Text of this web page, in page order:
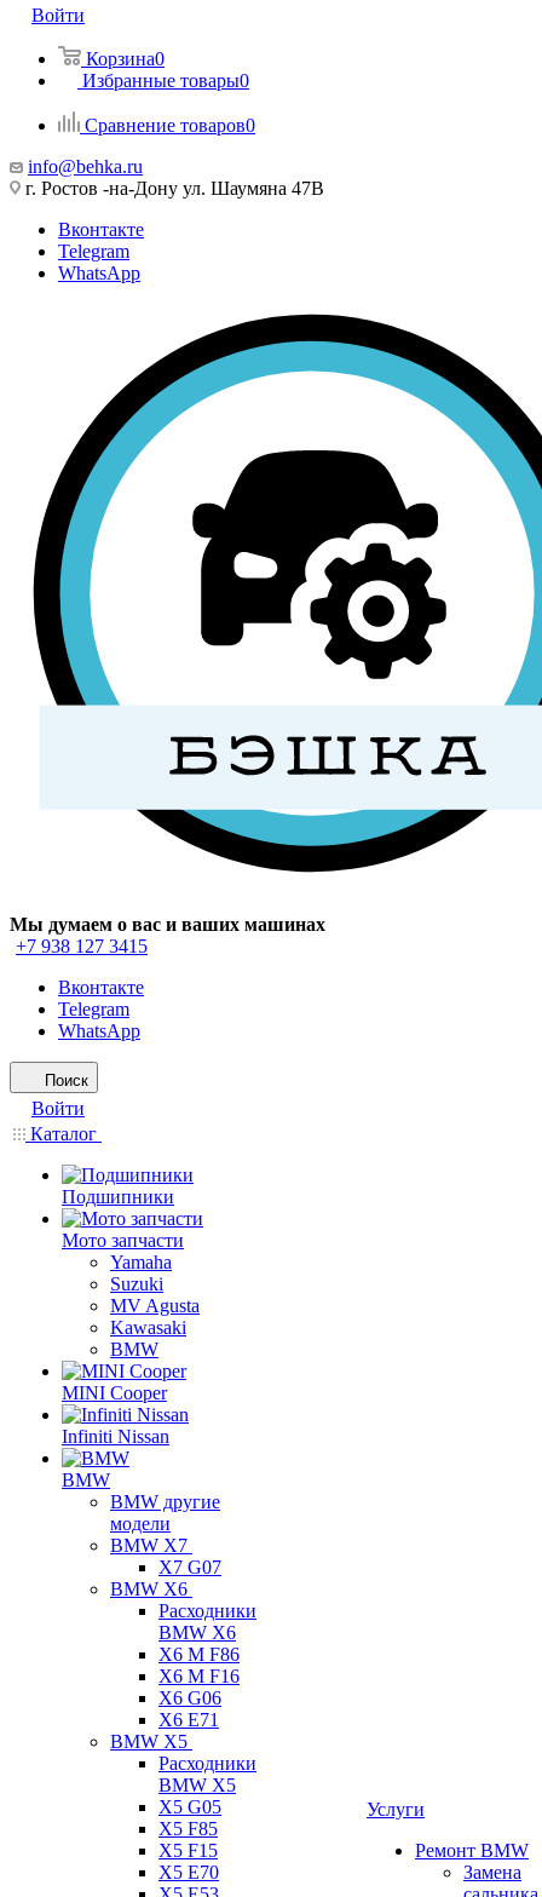
Войти
Корзина0
Избранные товары0
Сравнение товаров0
info@behka.ru
г. Ростов -на-Дону ул. Шаумяна 47В
Вконтакте
Telegram
WhatsApp
Мы думаем о вас и ваших машинах
+7 938 127 3415
Вконтакте
Telegram
WhatsApp
Поиск
Войти
Каталог
Подшипники
Мото запчасти
Yamaha
Suzuki
MV Agusta
Kawasaki
BMW
MINI Cooper
Infiniti Nissan
BMW
BMW другие
модели
BMW X7
X7 G07
BMW X6
Расходники
BMW X6
X6 M F86
X6 M F16
X6 G06
X6 E71
BMW X5
Расходники
BMW X5
X5 G05
X5 F85
X5 F15
X5 E70
Услуги
Ремонт BMW
Замена